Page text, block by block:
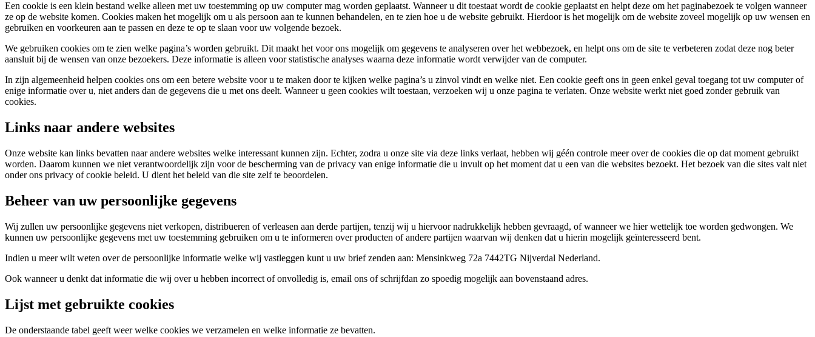
Een cookie is een klein bestand welke alleen met uw toestemming op uw computer mag worden geplaatst. Wanneer u dit toestaat wordt de cookie geplaatst en helpt deze om het paginabezoek te volgen wanneer
ze op de website komen. Cookies maken het mogelijk om u als persoon aan te kunnen behandelen, en te zien hoe u de website gebruikt. Hierdoor is het mogelijk om de website zoveel mogelijk op uw wensen en
gebruiken en voorkeuren aan te passen en deze te op te slaan voor uw volgende bezoek.
We gebruiken cookies om te zien welke pagina’s worden gebruikt. Dit maakt het voor ons mogelijk om gegevens te analyseren over het webbezoek, en helpt ons om de site te verbeteren zodat deze nog beter
aansluit bij de wensen van onze bezoekers. Deze informatie is alleen voor statistische analyses waarna deze informatie wordt verwijder van de computer.
In zijn algemeenheid helpen cookies ons om een betere website voor u te maken door te kijken welke pagina’s u zinvol vindt en welke niet. Een cookie geeft ons in geen enkel geval toegang tot uw computer of
enige informatie over u, niet anders dan de gegevens die u met ons deelt. Wanneer u geen cookies wilt toestaan, verzoeken wij u onze pagina te verlaten. Onze website werkt niet goed zonder gebruik van
cookies.
Links naar andere websites
Onze website kan links bevatten naar andere websites welke interessant kunnen zijn. Echter, zodra u onze site via deze links verlaat, hebben wij géén controle meer over de cookies die op dat moment gebruikt
worden. Daarom kunnen we niet verantwoordelijk zijn voor de bescherming van de privacy van enige informatie die u invult op het moment dat u een van die websites bezoekt. Het bezoek van die sites valt niet
onder ons privacy of cookie beleid. U dient het beleid van die site zelf te beoordelen.
Beheer van uw persoonlijke gegevens
Wij zullen uw persoonlijke gegevens niet verkopen, distribueren of verleasen aan derde partijen, tenzij wij u hiervoor nadrukkelijk hebben gevraagd, of wanneer we hier wettelijk toe worden gedwongen. We
kunnen uw persoonlijke gegevens met uw toestemming gebruiken om u te informeren over producten of andere partijen waarvan wij denken dat u hierin mogelijk geïnteresseerd bent.
Indien u meer wilt weten over de persoonlijke informatie welke wij vastleggen kunt u uw brief zenden aan: Mensinkweg 72a 7442TG Nijverdal Nederland.
Ook wanneer u denkt dat informatie die wij over u hebben incorrect of onvolledig is, email ons of schrijfdan zo spoedig mogelijk aan bovenstaand adres.
Lijst met gebruikte cookies
De onderstaande tabel geeft weer welke cookies we verzamelen en welke informatie ze bevatten.